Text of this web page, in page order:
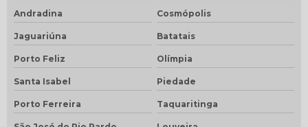
Andradina Cosmópolis
Jaguariúna Batatais
Porto Feliz Olímpia
Santa Isabel Piedade
Porto Ferreira Taquaritinga